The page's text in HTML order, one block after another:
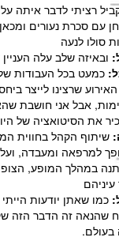
רציתי לדבר איתה
עם סכרת נעורים
סולו לנעה
ובאיזה שלב עלה
כמעט בכל העבודות
האירוע שרצינו לייצר
אבל אני חושבת
את הסיטואציה של
שיתוף הקהל בחווית
למרפאה ומעבדה,
במהלך המופע,
כמו שאתן יודעות
שהנאה זה הדבר הזה
בעולם.